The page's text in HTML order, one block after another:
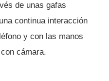
de unas gafas
continua interacción
y con las manos
cámara.